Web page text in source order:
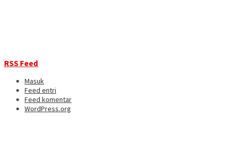
RSS Feed
Masuk
Feed entri
Feed komentar
WordPress.org